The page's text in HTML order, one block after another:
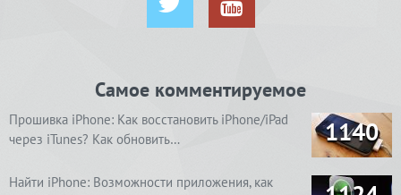
Самое комментируемое
Прошивка iPhone: Как восстановить iPhone/iPad
через iTunes? Как обновить…
1140
Найти iPhone: Возможности приложения, как